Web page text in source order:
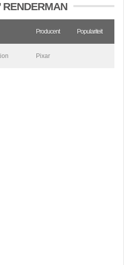
Producent Populariteit
Pixar